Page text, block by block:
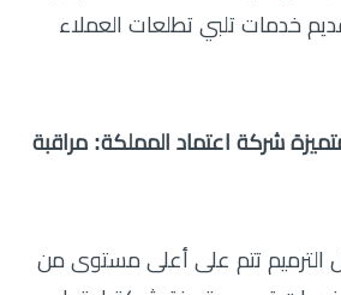
خدمات تلبي تطلعات العملاء
شركة اعتماد المملكة: مراقبة
الترميم تتم على أعلى مستوى من